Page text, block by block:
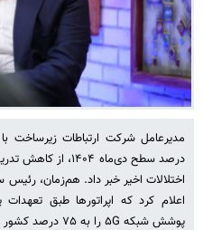
درصد سطح دی‌ماه
اختلالات اخیر خبر داد. هم‌زمان، رئیس
پوشش شبکه ۵G را به ۷۵ درصد کشور توسعه دهند.